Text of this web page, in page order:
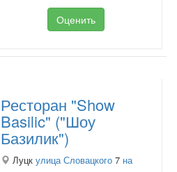
Оценить
Ресторан "Show
Basilic" ("Шоу
Базилик")
Луцк улица Словацкого 7 на